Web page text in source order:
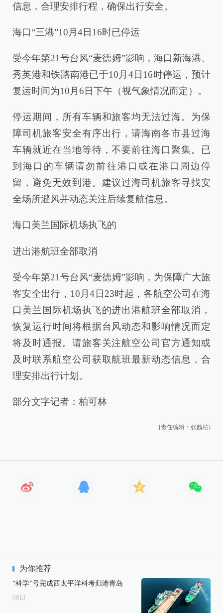
信息，合理安排行程，确保出行安全。
海口“三港”10月4日16时已停运
受今年第21号台风“麦德姆”影响，海口新海港、
秀英港和铁路南港已于10月4日16时停运，预计
复运时间为10月6日下午（视气象情况而定）。
停运期间，所有车辆和旅客均无法过海。为保
障司机旅客安全有序出行，请海南各市县过海
车辆就近在当地等待，不要前往海口聚集。已
到海口的车辆请勿前往港口或在港口周边停
留，避免无效到港。建议过海司机旅客寻找安
全场所避风并动态关注后续复航信息。
海口美兰国际机场执飞的
进出港航班全部取消
受今年第21号台风“麦德姆”影响，为保障广大旅
客安全出行，10月4日23时起，各航空公司在海
口美兰国际机场执飞的进出港航班全部取消，
恢复运行时间将根据台风动态和影响情况而定
将及时通报。请旅客关注航空公司官方通知或
及时联系航空公司获取航班最新动态信息，合
理安排出行计划。
部分文字记者：柏可林
[责任编辑：张魏桔]
为你推荐
“科学”号完成西太平洋科考归港青岛
08 日